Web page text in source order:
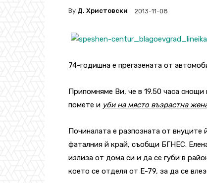
By Д. Христовски 2013-11-08
74-годишна е прегазената от
Припомняме Ви, че в 19.50 часа снощи
помете и уби на място възрастна
Починалата е разпозната от
фаталния й край, съобщи БГНЕС.
излиза от дома си и да се губи в
което се отделя от Е-79, за да се